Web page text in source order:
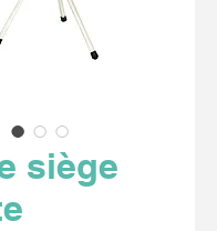
siège